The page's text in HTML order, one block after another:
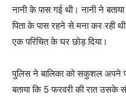
नानी के पास गई थी। नानी ने
पिता के पास रहने से मना कर रही
एक परिचित के घर छोड़ दिया।
पुलिस ने बालिका को सकुशल अपने
बताया कि 5 फरवरी की रात उसके